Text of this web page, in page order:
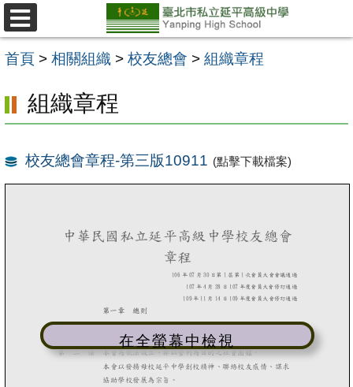
跳
至
主
容
區
選
單
首頁 > 相關組織 > 校友總會 > 組織章程
組織章程
校友總會章程-第三版10911 (點擊下載檔案)
在全螢幕中檢視